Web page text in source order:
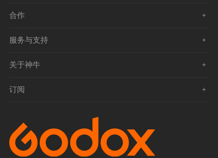
合作
服务与支持
关于神牛
订阅